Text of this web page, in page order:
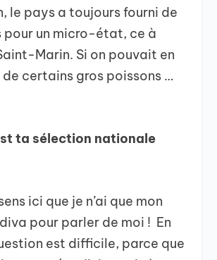
le pays a toujours fourni de
un micro-état, ce à
Marin. Si on pouvait en
certains gros poissons …
ta sélection nationale
ici que je n’ai que mon
pour parler de moi ! En
est difficile, parce que